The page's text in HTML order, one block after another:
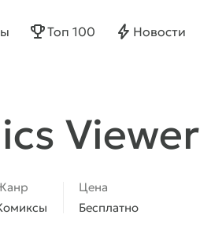
Топ 100 Новости
Viewer
Цена
Бесплатно